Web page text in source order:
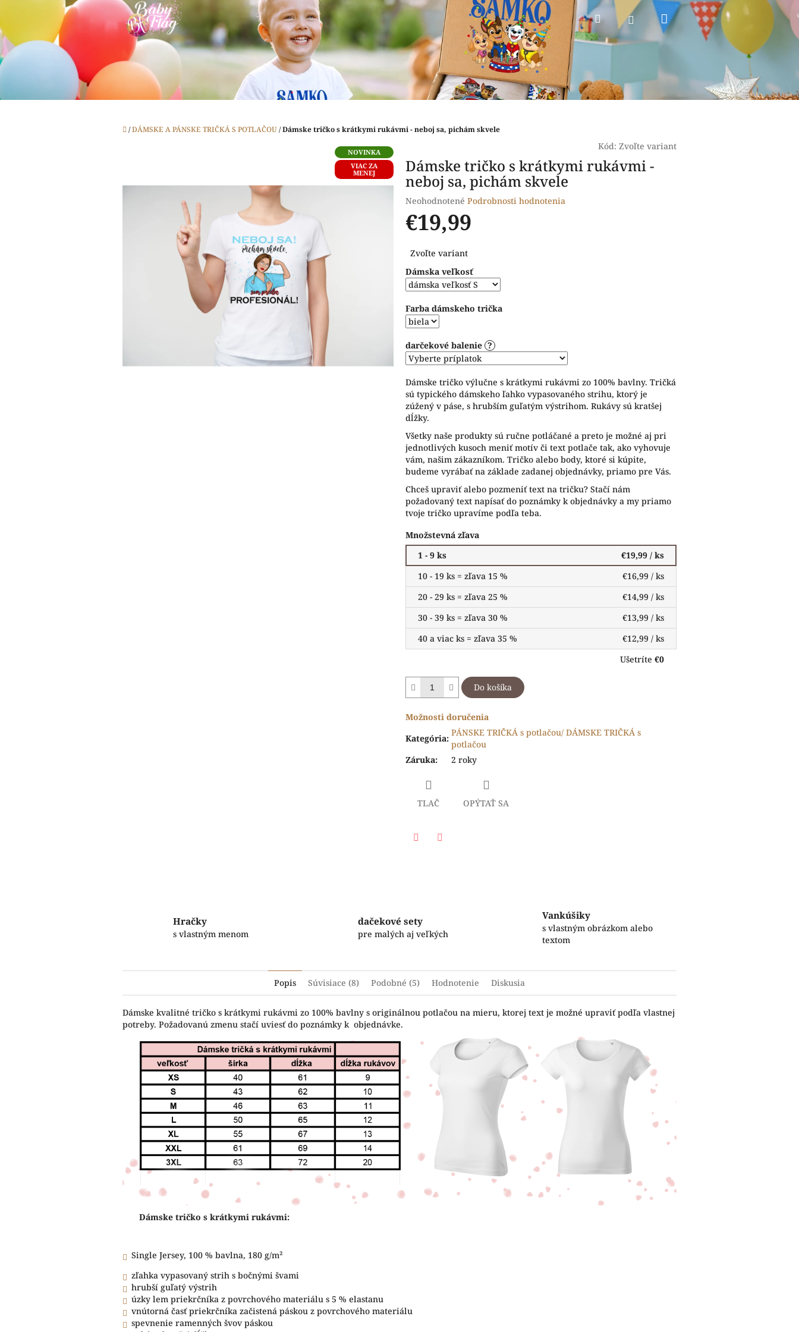
obsah
HľadaťPrihlásenieNákupný
Domov
/DÁMSKE A PÁNSKE TRIČKÁ S POTLAČOU/Dámske tričko s krátkymi rukávmi - neboj sa, pichám skvele
NOVINKA
VIAC ZA
MENEJ
Kód: Zvoľte variant
Dámske tričko s krátkymi rukávmi -
neboj sa, pichám skvele
Priemerné
hodnotenie
produktu
0,0
5
hviezdičiek.
Neohodnotené Podrobnosti hodnotenia
€19,99
cena:
Zvoľte variant
Dámska veľkosť
Farba dámskeho trička
darčekové balenie ?
Dámske tričko výlučne s krátkymi rukávmi zo 100% bavlny. Tričká
sú typického dámskeho ľahko vypasovaného strihu, ktorý je
zúžený v páse, s hrubším guľatým výstrihom. Rukávy sú kratšej
dĺžky.
Všetky naše produkty sú ručne potláčané a preto je možné aj pri
jednotlivých kusoch meniť motív či text potlače tak, ako vyhovuje
vám, našim zákazníkom. Tričko alebo body, ktoré si kúpite,
budeme vyrábať na základe zadanej objednávky, priamo pre Vás.
Chceš upraviť alebo pozmeniť text na tričku? Stačí nám
požadovaný text napísať do poznámky k objednávky a my priamo
tvoje tričko upravíme podľa teba.
Množstevná zľava
1 - 9 ks
€19,99 / ks
10 - 19 ks = zľava 15 %
€16,99 / ks
20 - 29 ks = zľava 25 %
€14,99 / ks
30 - 39 ks = zľava 30 %
€13,99 / ks
40 a viac ks = zľava 35 %
€12,99 / ks
Ušetríte €0
Do košíka
Možnosti doručenia
Kategória:
PÁNSKE TRIČKÁ s potlačou/ DÁMSKE TRIČKÁ s
potlačou
Záruka: 2 roky
TLAČ OPÝTAŤ SA
Hračky
s vlastným menom
dačekové sety
pre malých aj veľkých
Vankúšiky
s vlastným obrázkom alebo
textom
Popis Súvisiace (8) Podobné (5) Hodnotenie Diskusia
Dámske kvalitné tričko s krátkymi rukávmi zo 100% bavlny s originálnou potlačou na mieru, ktorej text je možné upraviť podľa vlastnej
potreby. Požadovanú zmenu stačí uviesť do poznámky k objednávke.
Dámske tričko s krátkymi rukávmi:
Single Jersey, 100 % bavlna, 180 g/m²
zľahka vypasovaný strih s bočnými švami
hrubší guľatý výstrih
úzky lem priekrčníka z povrchového materiálu s 5 % elastanu
vnútorná časť priekrčníka začistená páskou z povrchového materiálu
spevnenie ramenných švov páskou